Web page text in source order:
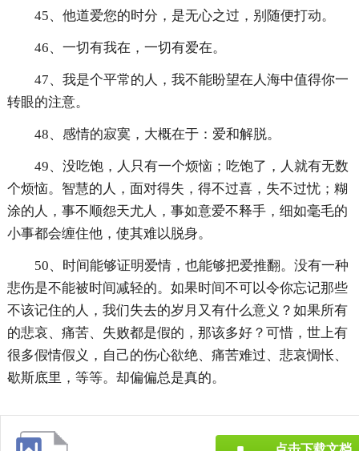
45、他道爱您的时分，是无心之过，别随便打动。
46、一切有我在，一切有爱在。
47、我是个平常的人，我不能盼望在人海中值得你一
转眼的注意。
48、感情的寂寞，大概在于：爱和解脱。
49、没吃饱，人只有一个烦恼；吃饱了，人就有无数
个烦恼。智慧的人，面对得失，得不过喜，失不过忧；糊
涂的人，事不顺怨天尤人，事如意爱不释手，细如毫毛的
小事都会缠住他，使其难以脱身。
50、时间能够证明爱情，也能够把爱推翻。没有一种
悲伤是不能被时间减轻的。如果时间不可以令你忘记那些
不该记住的人，我们失去的岁月又有什么意义？如果所有
的悲哀、痛苦、失败都是假的，那该多好？可惜，世上有
很多假情假义，自己的伤心欲绝、痛苦难过、悲哀惆怅、
歇斯底里，等等。却偏偏总是真的。